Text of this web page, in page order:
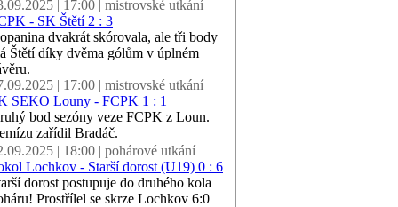
| 17:00 | mistrovské utkání
- SK Štětí 2 : 3
dvakrát skórovala, ale tři body
Štětí díky dvěma gólům v úplném
| 17:00 | mistrovské utkání
SEKO Louny - FCPK 1 : 1
bod sezóny veze FCPK z Loun.
zařídil Bradáč.
| 18:00 | pohárové utkání
Lochkov - Starší dorost (U19) 0 : 6
dorost postupuje do druhého kola
Prostřílel se skrze Lochkov 6:0